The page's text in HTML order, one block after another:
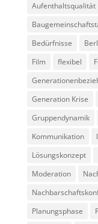
Aufenthaltsqualität
Bedürfnisse
Film
flexibel
Generation Krise
Gruppendynamik
Kommunikation
Lösungskonzept
Moderation
Planungsphase